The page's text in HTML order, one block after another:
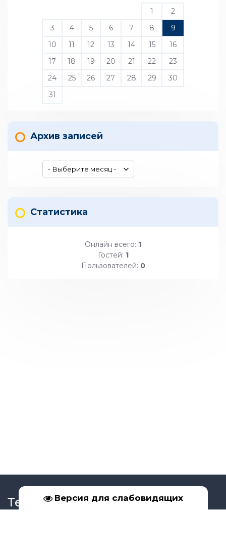
Версия для слабовидящих
1
2
3
4 5 6 7 8
9
10
11 12 13 14 15
16
17
18 19 20 21 22
23
24
25 26 27 28 29
30
31
Архив записей
Статистика
Онлайн всего: 1
Гостей: 1
Пользователей: 0
Телефон